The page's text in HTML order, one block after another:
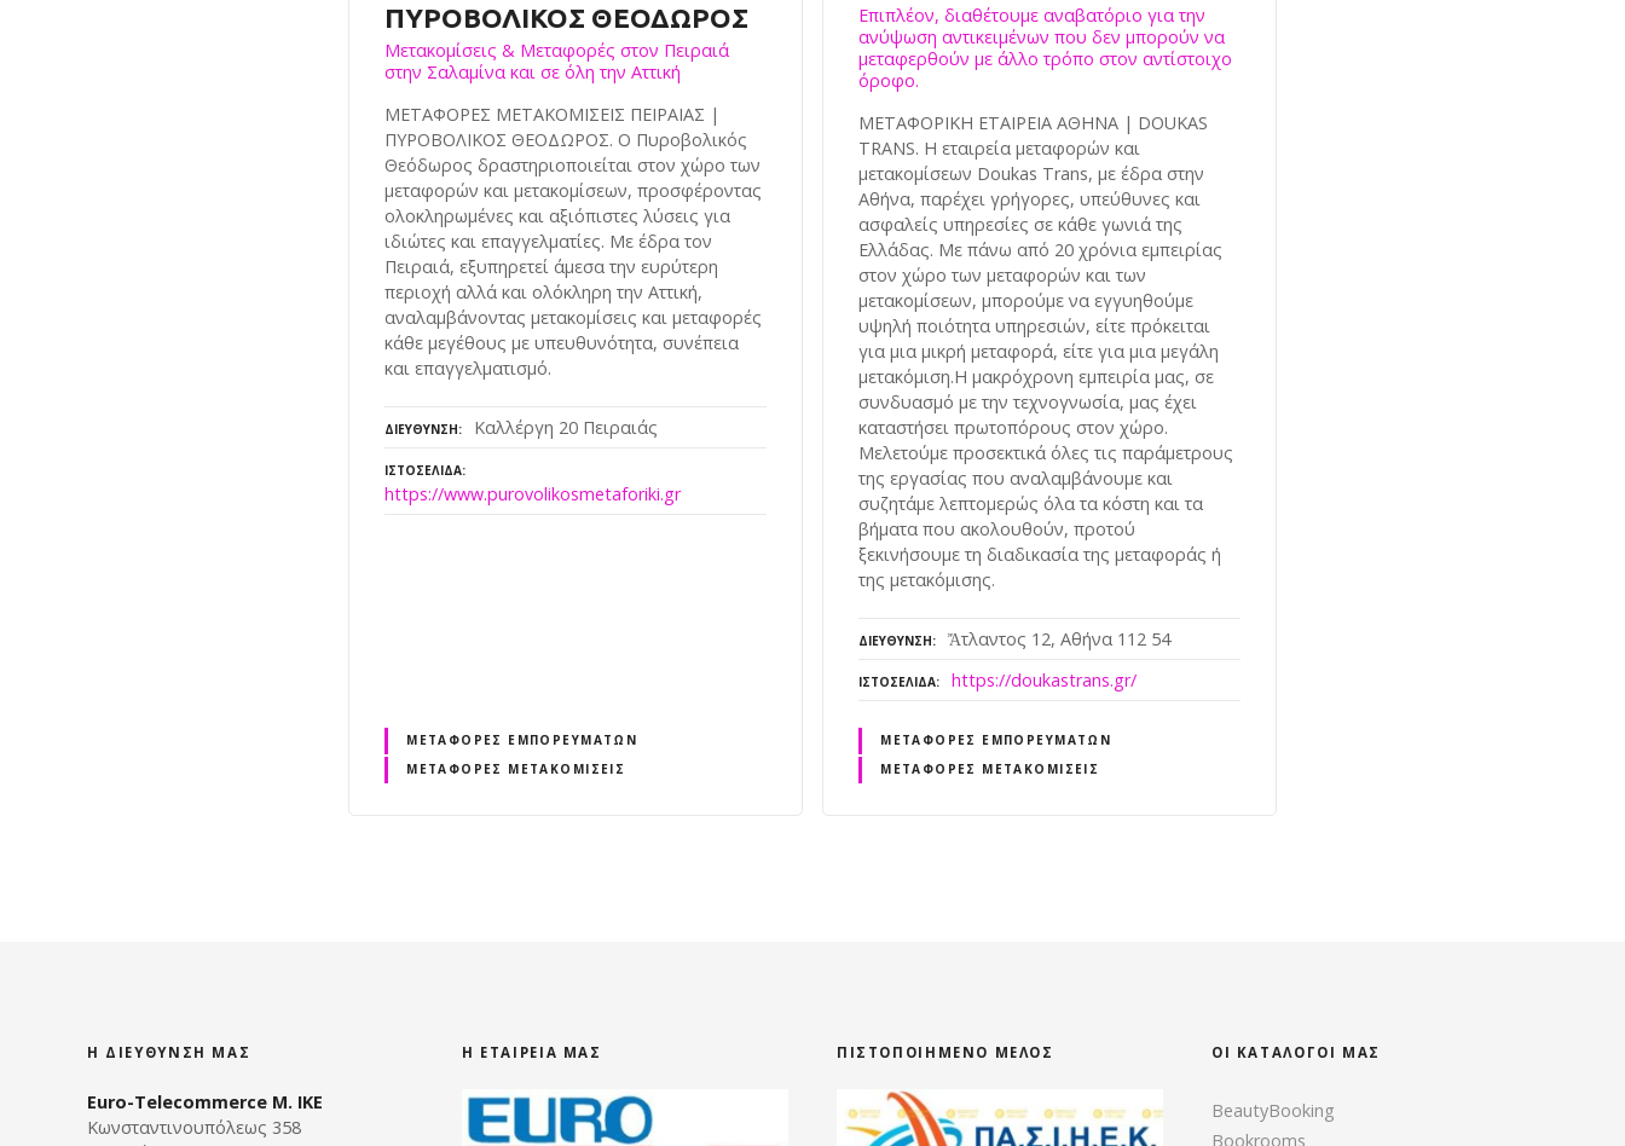
ΠΥΡΟΒΟΛΙΚΟΣ ΘΕΟΔΩΡΟΣ
Μετακομίσεις & Μεταφορές στον Πειραιά
στην Σαλαμίνα και σε όλη την Αττική
ΜΕΤΑΦΟΡΕΣ ΜΕΤΑΚΟΜΙΣΕΙΣ ΠΕΙΡΑΙΑΣ |
ΠΥΡΟΒΟΛΙΚΟΣ ΘΕΟΔΩΡΟΣ. Ο Πυροβολικός
Θεόδωρος δραστηριοποιείται στον χώρο των
μεταφορών και μετακομίσεων, προσφέροντας
ολοκληρωμένες και αξιόπιστες λύσεις για
ιδιώτες και επαγγελματίες. Με έδρα τον
Πειραιά, εξυπηρετεί άμεσα την ευρύτερη
περιοχή αλλά και ολόκληρη την Αττική,
αναλαμβάνοντας μετακομίσεις και μεταφορές
κάθε μεγέθους με υπευθυνότητα, συνέπεια
και επαγγελματισμό.
ΔΙΕΎΘΥΝΣΗ Καλλέργη 20 Πειραιάς
ΙΣΤΟΣΕΛΊΔΑ
https://www.purovolikosmetaforiki.gr
ΜΕΤΑΦΟΡΈΣ ΕΜΠΟΡΕΥΜΆΤΩΝ
ΜΕΤΑΦΟΡΈΣ ΜΕΤΑΚΟΜΊΣΕΙΣ
Επιπλέον, διαθέτουμε αναβατόριο για την
ανύψωση αντικειμένων που δεν μπορούν να
μεταφερθούν με άλλο τρόπο στον αντίστοιχο
όροφο.
ΜΕΤΑΦΟΡΙΚΗ ΕΤΑΙΡΕΙΑ ΑΘΗΝΑ | DOUKAS
TRANS. Η εταιρεία μεταφορών και
μετακομίσεων Doukas Trans, με έδρα στην
Αθήνα, παρέχει γρήγορες, υπεύθυνες και
ασφαλείς υπηρεσίες σε κάθε γωνιά της
Ελλάδας. Με πάνω από 20 χρόνια εμπειρίας
στον χώρο των μεταφορών και των
μετακομίσεων, μπορούμε να εγγυηθούμε
υψηλή ποιότητα υπηρεσιών, είτε πρόκειται
για μια μικρή μεταφορά, είτε για μια μεγάλη
μετακόμιση.Η μακρόχρονη εμπειρία μας, σε
συνδυασμό με την τεχνογνωσία, μας έχει
καταστήσει πρωτοπόρους στον χώρο.
Μελετούμε προσεκτικά όλες τις παράμετρους
της εργασίας που αναλαμβάνουμε και
συζητάμε λεπτομερώς όλα τα κόστη και τα
βήματα που ακολουθούν, προτού
ξεκινήσουμε τη διαδικασία της μεταφοράς ή
της μετακόμισης.
ΔΙΕΎΘΥΝΣΗ Ἄτλαντος 12, Αθήνα 112 54
ΙΣΤΟΣΕΛΊΔΑ https://doukastrans.gr/
ΜΕΤΑΦΟΡΈΣ ΕΜΠΟΡΕΥΜΆΤΩΝ
ΜΕΤΑΦΟΡΈΣ ΜΕΤΑΚΟΜΊΣΕΙΣ
Η ΔΙΕΎΘΥΝΣΗ ΜΑΣ
Euro-Telecommerce Μ. ΙΚΕ
Κωνσταντινουπόλεως 358
Η ΕΤΑΙΡΕΊΑ ΜΑΣ ΠΙΣΤΟΠΟΙΗΜΈΝΟ ΜΈΛΟΣ ΟΙ ΚΑΤΆΛΟΓΟΙ ΜΑΣ
BeautyBooking
Bookrooms